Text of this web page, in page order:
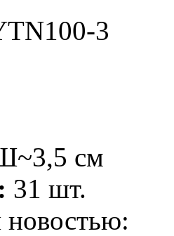
3
см
31 шт.
новостью: